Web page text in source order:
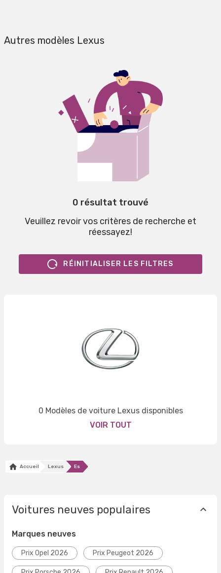
Autres modèles Lexus
0 résultat trouvé
Veuillez revoir vos critères de recherche et
réessayez!
RÉINITIALISER LES FILTRES
0 Modèles de voiture Lexus disponibles
VOIR TOUT
Accueil Lexus Es
Voitures neuves populaires
Marques neuves
Prix Opel 2026 Prix Peugeot 2026